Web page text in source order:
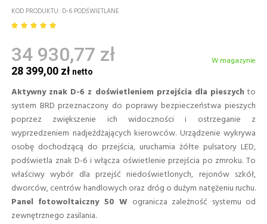
KOD PRODUKTU D-6 PODŚWIETLANE
34 930,77 zł
28 399,00 zł
W magazynie
Aktywny znak D-6 z doświetleniem przejścia dla pieszych to
system BRD przeznaczony do poprawy bezpieczeństwa pieszych
poprzez zwiększenie ich widoczności i ostrzeganie z
wyprzedzeniem nadjeżdżających kierowców. Urządzenie wykrywa
osobę dochodzącą do przejścia, uruchamia żółte pulsatory LED,
podświetla znak D-6 i włącza oświetlenie przejścia po zmroku. To
właściwy wybór dla przejść niedoświetlonych, rejonów szkół,
dworców, centrów handlowych oraz dróg o dużym natężeniu ruchu.
Panel fotowoltaiczny 50 W ogranicza zależność systemu od
zewnętrznego zasilania.